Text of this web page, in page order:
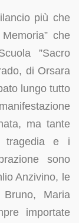
più che
che
”Sacro
di Orsara
lungo tutto
ma tante
tragedia e i
sono
Anzivino, le
Maria
importate